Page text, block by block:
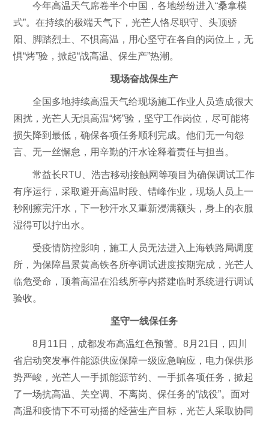
今年高温天气席卷半个中国，各地纷纷进入“桑拿模
式”。在持续的极端天气下，光芒人恪尽职守、头顶骄
阳、脚踏烈土、不惧高温，用心坚守在各自的岗位上，无
惧“烤”验，掀起“战高温、保生产”热潮。
现场奋战保生产
全国多地持续高温天气给现场施工作业人员造成很大
困扰，光芒人无惧高温“烤”验，坚守工作岗位，尽可能将
损失降到最低，确保各项任务顺利完成。他们无一句怨
言、无一丝懈怠，用辛勤的汗水诠释着责任与担当。
常益长RTU、浩吉移动接触网等项目为确保调试工作
有序运行，采取避开高温时段、错峰作业，现场人员上一
秒刚擦完汗水，下一秒汗水又重新浸满额头，身上的衣服
湿得可以拧出水。
受疫情防控影响，施工人员无法进入上海铁路局调度
所，为保障昌景黄高铁各所亭调试进度按期完成，光芒人
临危受命，顶着高温在沿线所亭内搭建临时系统进行调试
验收。
坚守一线保任务
8月11日，成都发布高温红色预警。8月21日，四川
省启动突发事件能源供应保障一级应急响应，电力保供形
势严峻，光芒人一手抓能源节约、一手抓各项任务，掀起
了一场抗高温、关空调、不离岗、保任务的“战役”。面对
高温和疫情下不可动摇的经营生产目标，光芒人采取协同